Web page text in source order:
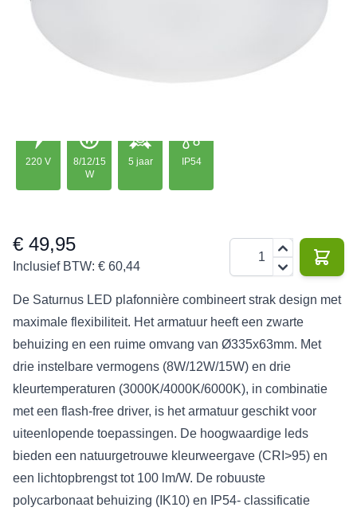
behuizing en een ruime omvang van Ø335x63mm. Met
drie instelbare vermogens (8W/12W/15W) en drie
kleurtemperaturen (3000K/4000K/6000K), in combinatie
met een flash-free driver, is het armatuur geschikt voor
220 V
8/12/15
W
5 jaar IP54
€ 49,95
Inclusief BTW: € 60,44
De Saturnus LED plafonnière combineert strak design met
maximale flexibiliteit. Het armatuur heeft een zwarte
behuizing en een ruime omvang van Ø335x63mm. Met
drie instelbare vermogens (8W/12W/15W) en drie
kleurtemperaturen (3000K/4000K/6000K), in combinatie
met een flash-free driver, is het armatuur geschikt voor
uiteenlopende toepassingen. De hoogwaardige leds
bieden een natuurgetrouwe kleurweergave (CRI>95) en
een lichtopbrengst tot 100 lm/W. De robuuste
polycarbonaat behuizing (IK10) en IP54- classificatie